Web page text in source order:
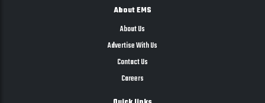
About EMS
About Us
Advertise With Us
Contact Us
Careers